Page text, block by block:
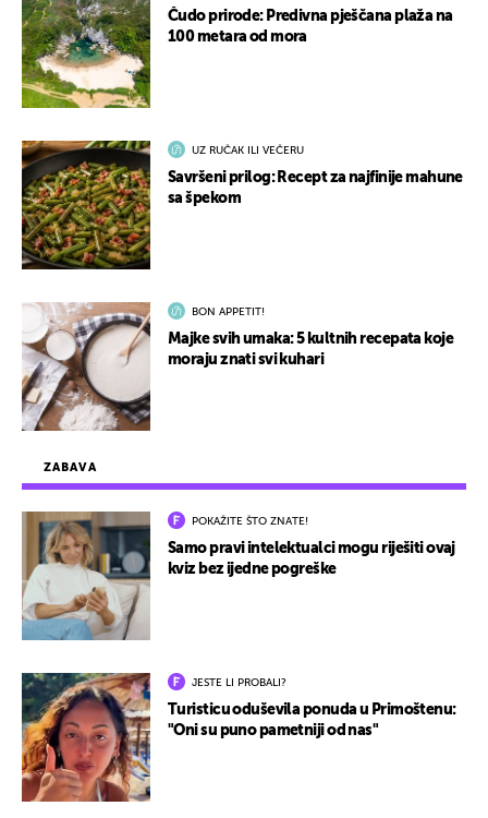
ZABAVA
POKAŽITE ŠTO ZNATE!
Samo pravi intelektualci mogu riješiti ovaj
kviz bez ijedne pogreške
JESTE LI PROBALI?
Turisticu oduševila ponuda u Primoštenu:
"Oni su puno pametniji od nas"
Čudo prirode: Predivna pješčana plaža na
100 metara od mora
UZ RUČAK ILI VEČERU
Savršeni prilog: Recept za najfinije mahune
sa špekom
BON APPETIT!
Majke svih umaka: 5 kultnih recepata koje
moraju znati svi kuhari